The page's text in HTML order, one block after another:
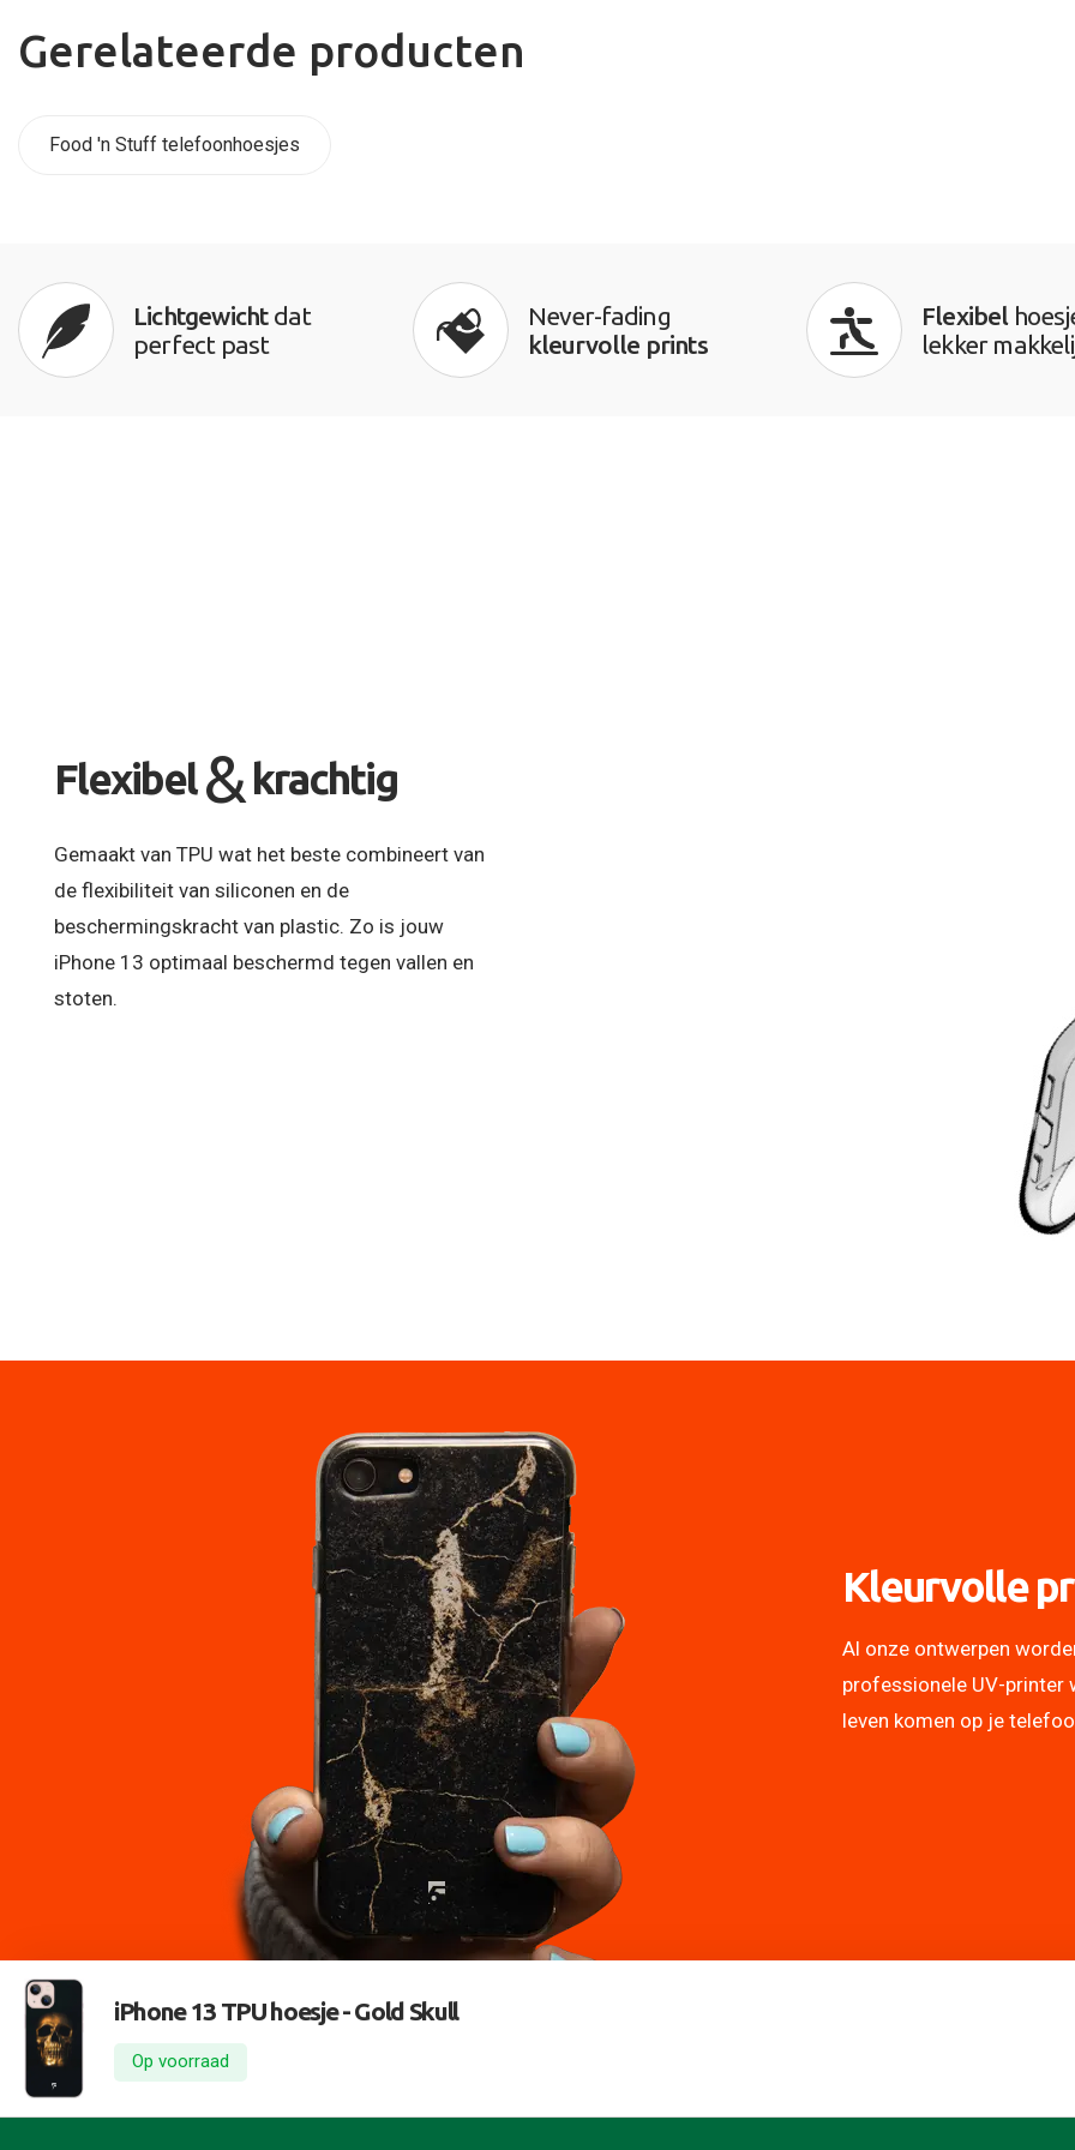
Gerelateerde producten
Food 'n Stuff telefoonhoesjes
Lichtgewichtdat
perfect past
Never-fading
kleurvolle prints
Flexibel
lekker
Flexibel & krachtig
Gemaakt van TPU wat het beste combineert van
de flexibiliteit van siliconen en de
beschermingskracht van plastic. Zo is jouw
iPhone 13 optimaal beschermd tegen vallen en
stoten.
Kleurvolle
Al onze ontwerpen
professionele UV-printer
leven komen op je
iPhone 13 TPU hoesje -Gold Skull
Op voorraad